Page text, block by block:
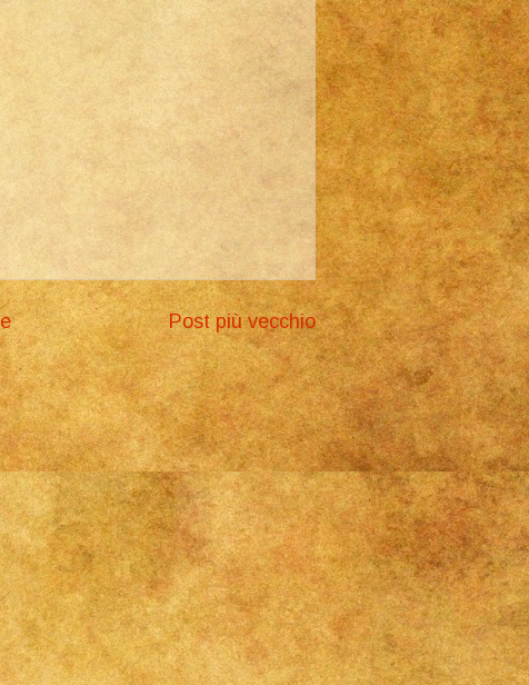
Post più vecchio